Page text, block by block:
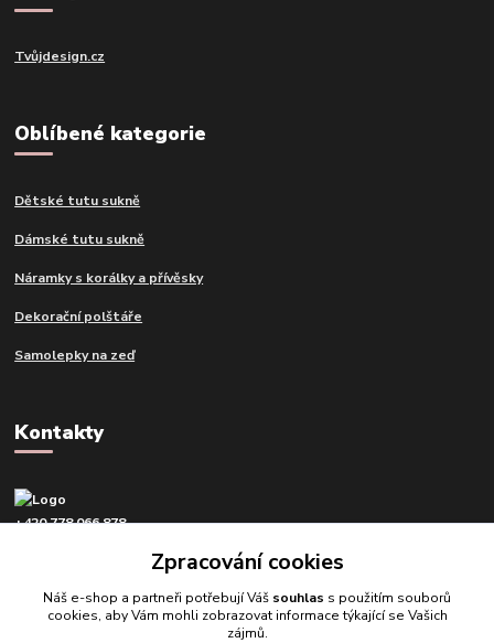
Tvůjdesign.cz
Oblíbené kategorie
Dětské tutu sukně
Dámské tutu sukně
Náramky s korálky a přívěsky
Dekorační polštáře
Samolepky na zeď
Kontakty
+420 778 066 878
Zpracování cookies
Náš e-shop a partneři potřebují Váš souhlas s použitím souborů
cookies, aby Vám mohli zobrazovat informace týkající se Vašich
zájmů.